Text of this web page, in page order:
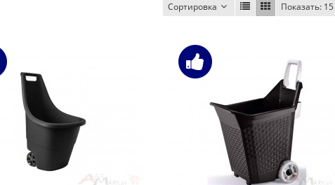
Сортировка Показать: 15